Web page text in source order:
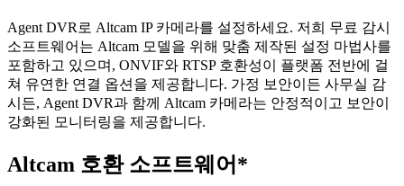
Agent DVR로 Altcam IP 카메라를 설정하세요. 저희 무료 감시
소프트웨어는 Altcam 모델을 위해 맞춤 제작된 설정 마법사를
포함하고 있으며, ONVIF와 RTSP 호환성이 플랫폼 전반에 걸
쳐 유연한 연결 옵션을 제공합니다. 가정 보안이든 사무실 감
시든, Agent DVR과 함께 Altcam 카메라는 안정적이고 보안이
강화된 모니터링을 제공합니다.
Altcam 호환 소프트웨어*